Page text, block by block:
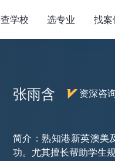
查学校 选专业 找案
张雨含 资深咨
简介：熟知港新英澳美
功。尤其擅长帮助学生